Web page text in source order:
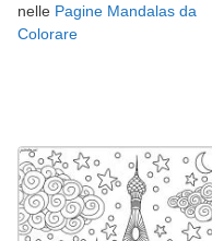
nelle Pagine Mandalas da
Colorare